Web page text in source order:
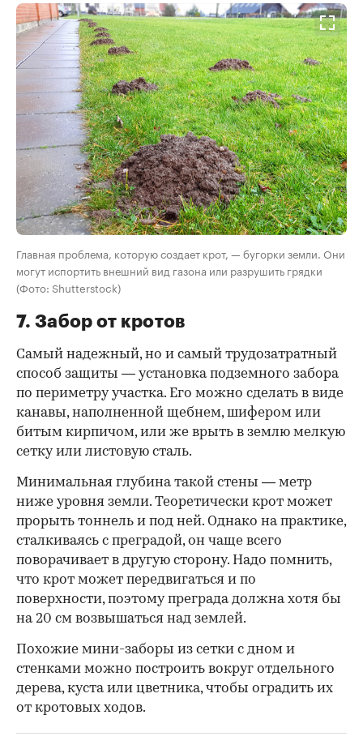
Главная проблема, которую создает крот, — бугорки земли. Они
могут испортить внешний вид газона или разрушить грядки
(Фото: Shutterstock)
7. Забор от кротов
Самый надежный, но и самый трудозатратный
способ защиты — установка подземного забора
по периметру участка. Его можно сделать в виде
канавы, наполненной щебнем, шифером или
битым кирпичом, или же врыть в землю мелкую
сетку или листовую сталь.
Минимальная глубина такой стены — метр
ниже уровня земли. Теоретически крот может
прорыть тоннель и под ней. Однако на практике,
сталкиваясь с преградой, он чаще всего
поворачивает в другую сторону. Надо помнить,
что крот может передвигаться и по
поверхности, поэтому преграда должна хотя бы
на 20 см возвышаться над землей.
Похожие мини-заборы из сетки с дном и
стенками можно построить вокруг отдельного
дерева, куста или цветника, чтобы оградить их
от кротовых ходов.